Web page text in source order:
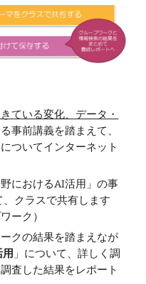
ている変化、データ・
事前講義を踏まえて、
ついてインターネット
におけるAI活用」の事
クラスで共有します
ーク）
クの結果を踏まえなが
」について、詳しく調
査した結果をレポート